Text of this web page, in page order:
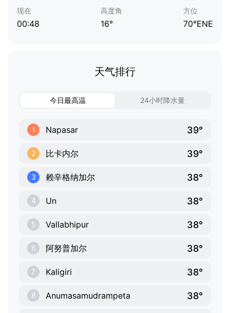
现在
00:48
高度角
16°
方位
70°ENE
天气排行
今日最高温 24小时降水量
1 Napasar 39°
2 比卡内尔 39°
3 赖辛格纳加尔 38°
4 Un 38°
5 Vallabhipur 38°
6 阿努普加尔 38°
7 Kaligiri 38°
8 Anumasamudrampeta 38°